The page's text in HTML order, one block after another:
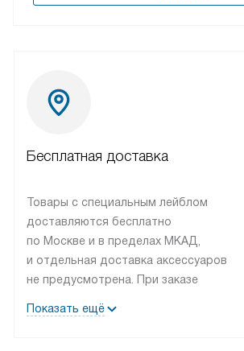
Бесплатная доставка
Товары с специальным лейблом
доставляются бесплатно
по Москве и в пределах МКАД,
и отдельная доставка аксессуаров
не предусмотрена. При заказе
рекомендуем обсудить
Показать ещё